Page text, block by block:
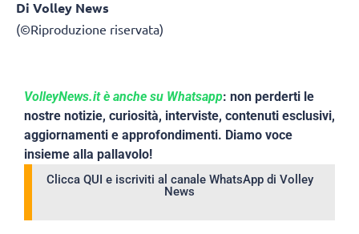
Di Volley News
(©Riproduzione riservata)
VolleyNews.it è anche su Whatsapp: non perderti le
nostre notizie, curiosità, interviste, contenuti esclusivi,
aggiornamenti e approfondimenti. Diamo voce
insieme alla pallavolo!
Clicca QUI e iscriviti al canale WhatsApp di Volley
News